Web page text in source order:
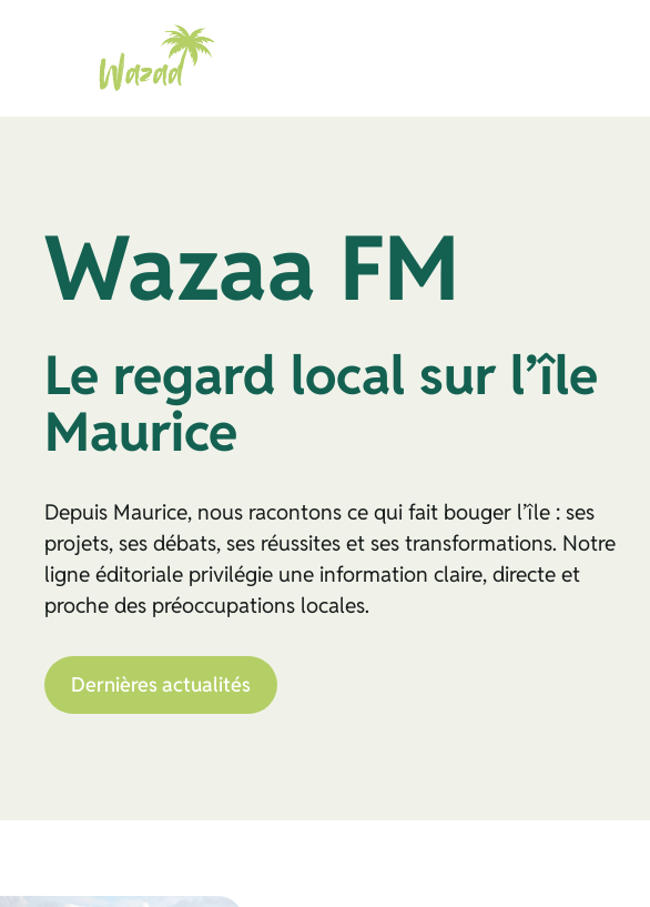
Wazaa FM
Le regard local sur l’île
Maurice
Depuis Maurice, nous racontons ce qui fait bouger l’île : ses
projets, ses débats, ses réussites et ses transformations. Notre
ligne éditoriale privilégie une information claire, directe et
proche des préoccupations locales.
Dernières actualités